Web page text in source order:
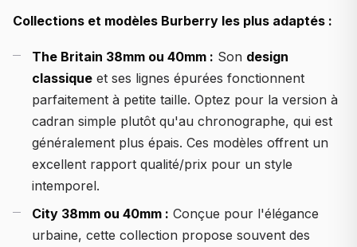
Collections et modèles Burberry les plus adaptés :
The Britain 38mm ou 40mm : Son design
classique et ses lignes épurées fonctionnent
parfaitement à petite taille. Optez pour la version à
cadran simple plutôt qu'au chronographe, qui est
généralement plus épais. Ces modèles offrent un
excellent rapport qualité/prix pour un style
intemporel.
City 38mm ou 40mm : Conçue pour l'élégance
urbaine, cette collection propose souvent des